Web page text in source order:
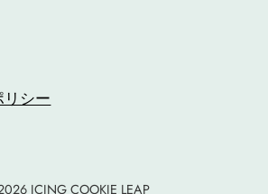
シー
ICING COOKIE LEAP